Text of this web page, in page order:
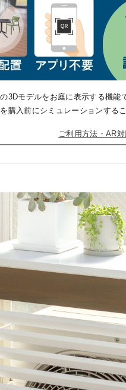
3Dモデルをお庭に表示する機
購入前にシミュレーションする
ご利用方法・AR